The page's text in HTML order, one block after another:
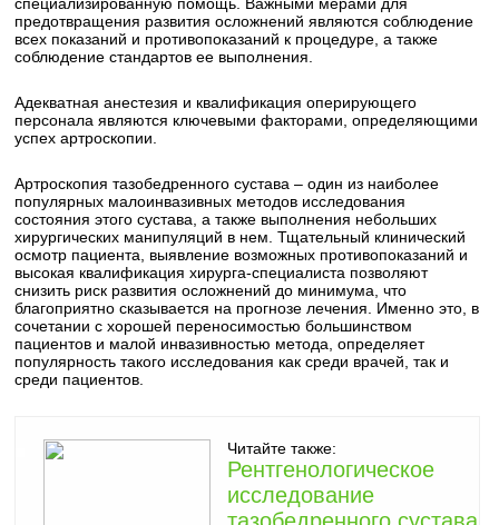
предотвращения развития осложнений являются соблюдение
всех показаний и противопоказаний к процедуре, а также
соблюдение стандартов ее выполнения.
Адекватная анестезия и квалификация оперирующего
персонала являются ключевыми факторами, определяющими
успех артроскопии.
Артроскопия тазобедренного сустава – один из наиболее
популярных малоинвазивных методов исследования
состояния этого сустава, а также выполнения небольших
хирургических манипуляций в нем. Тщательный клинический
осмотр пациента, выявление возможных противопоказаний и
высокая квалификация хирурга-специалиста позволяют
снизить риск развития осложнений до минимума, что
благоприятно сказывается на прогнозе лечения. Именно это, в
сочетании с хорошей переносимостью большинством
пациентов и малой инвазивностью метода, определяет
популярность такого исследования как среди врачей, так и
среди пациентов.
Читайте также:
Рентгенологическое
исследование